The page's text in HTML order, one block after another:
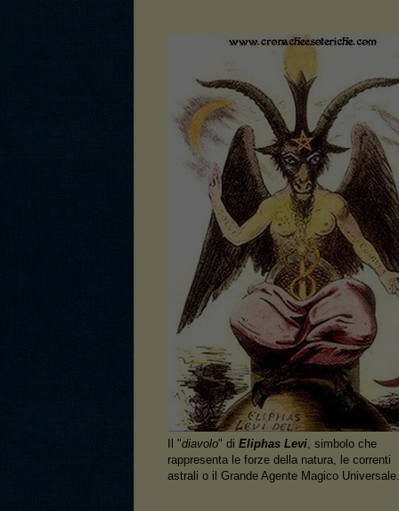
Il "diavolo" di Eliphas Levi, simbolo che
rappresenta le forze della natura, le correnti
astrali o il Grande Agente Magico Universale.